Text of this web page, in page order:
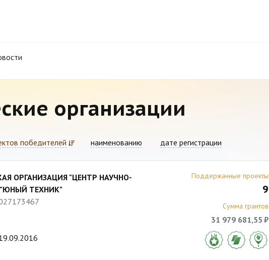
организации
победителей наименованию дате регистрации
ОРГАНИЗАЦИЯ "ЦЕНТР НАУЧНО-
"ЮНЫЙ ТЕХНИК"
Поддержанные проекты
9
Сумма грантов
31 979 681,55 ₽